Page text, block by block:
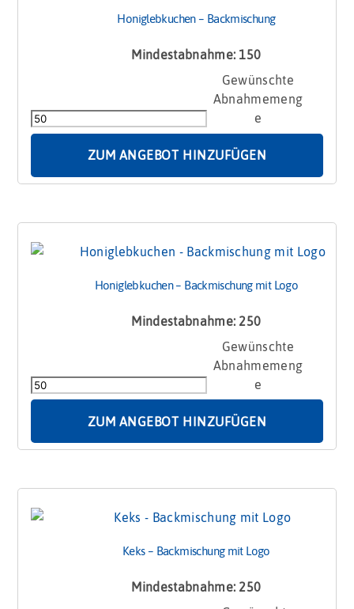
Honiglebkuchen – Backmischung
Mindestabnahme: 150
Backmischung
Menge
ZUM ANGEBOT HINZUFÜGEN
Honiglebkuchen – Backmischung mit Logo
Mindestabnahme: 250
Backmischung
mit
Menge
ZUM ANGEBOT HINZUFÜGEN
Keks – Backmischung mit Logo
Mindestabnahme: 250